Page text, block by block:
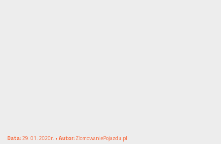
Data:29. 01. 2020r. •Autor:ZlomowaniePojazdu.pl